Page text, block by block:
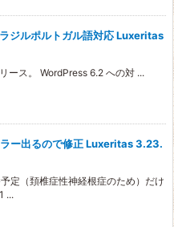
ジルポルトガル語対応 Luxeritas
ース。 WordPress 6.2 への対 ...
ー出るので修正 Luxeritas 3.23.
定（頚椎症性神経根症のため）だけ
...